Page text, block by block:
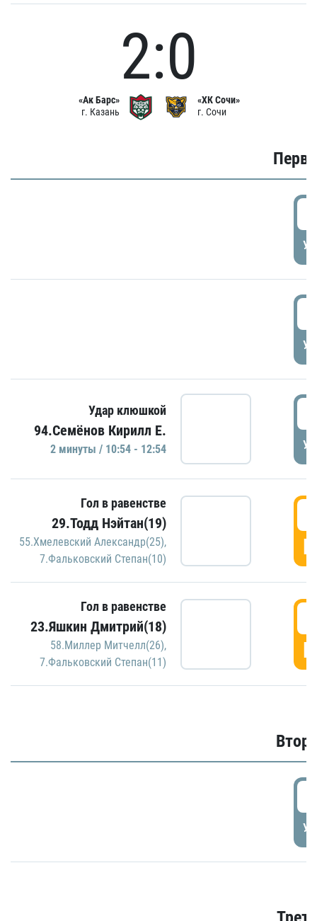
«Ак Барс»
г. Казань
2:0
«ХК Сочи»
г. Сочи
Удар клюшкой
94.Семёнов Кирилл Е.
2 минуты / 10:54 - 12:54
Гол в равенстве
29.Тодд Нэйтан(19)
55.Хмелевский Александр(25),
7.Фальковский Степан(10)
Гол в равенстве
23.Яшкин Дмитрий(18)
58.Миллер Митчелл(26),
7.Фальковский Степан(11)